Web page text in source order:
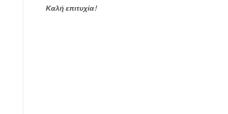
Καλή επιτυχία!